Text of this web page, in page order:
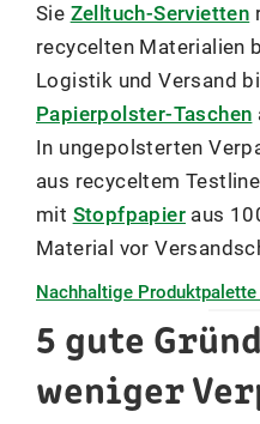
Sie Zelltuch-Servietten
recycelten Materialien
Logistik und Versand
Papierpolster-Taschen
In ungepolsterten
aus recyceltem
mit Stopfpapier aus
Material vor
Nachhaltige
5 gute
weniger